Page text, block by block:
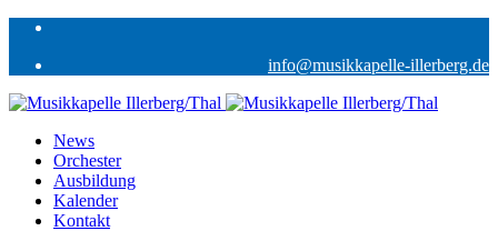
info@musikkapelle-illerberg.de
News
Orchester
Ausbildung
Kalender
Kontakt